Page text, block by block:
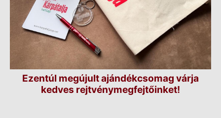
Ezentúl megújult ajándékcsomag várja
kedves rejtvénymegfejtőinket!